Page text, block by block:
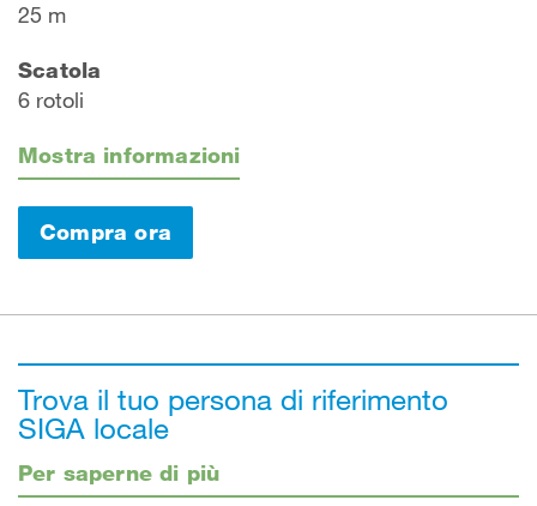
25 m
Scatola
6 rotoli
Mostra informazioni
Compra ora
Trova il tuo persona di riferimento
SIGA locale
Per saperne di più